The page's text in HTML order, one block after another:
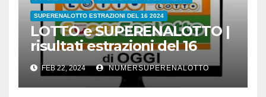
SUPERENALOTTO ESTRAZIONI DEL 16 2024
LOTTO e SUPERENALOTTO |
risultati estrazioni del 16
febbraio 2024
FEB 22, 2024 NUMERSUPERENALOTTO